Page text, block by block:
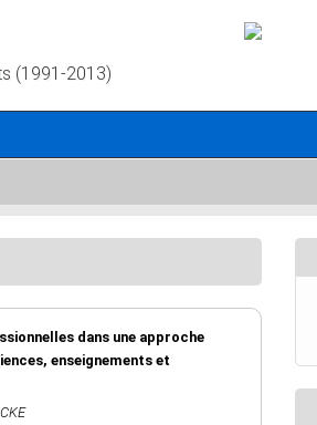
(1991-2013)
dans une approche
enseignements et